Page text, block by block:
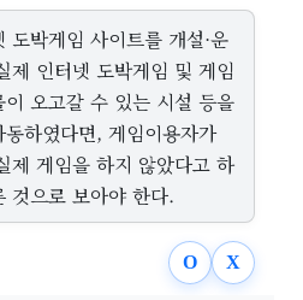
박게임 사이트를 개설·운
제 인터넷 도박게임 및 게임
오고갈 수 있는 시설 등을
하였다면, 게임이용자가
제 게임을 하지 않았다고 하
것으로 보아야 한다.
O X